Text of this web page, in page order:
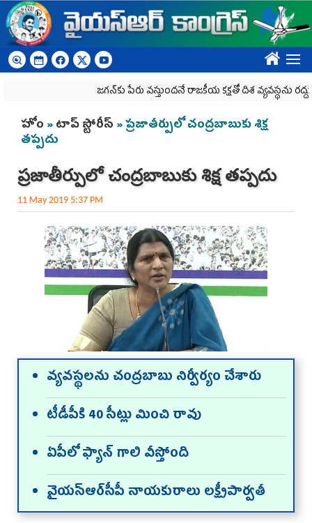
Skip to main content
????
జగన్‌కు పేరు వస్తుందనే రాజకీయ కక్షతో దిశ వ్య‌వ‌స్థ‌ను రద్దు చేశారు
You are here
హోం »టాప్ స్టోరీస్ » ప్ర‌జాతీర్పులో చంద్ర‌బాబుకు శిక్ష
త‌ప్ప‌దు
ప్ర‌జాతీర్పులో చంద్ర‌బాబుకు శిక్ష త‌ప్ప‌దు
11 May 2019 5:37 PM
వ్య‌వ‌స్థ‌ల‌ను చంద్ర‌బాబు నిర్వీర్యం చేశారు
టీడీపీకి 40 సీట్లు మించి రావు
ఏపీలో ఫ్యాన్‌ గాలి వీస్తోంది
వైయ‌స్ఆర్‌సీపీ నాయకురాలు ల‌క్ష్మీపార్వ‌తీ